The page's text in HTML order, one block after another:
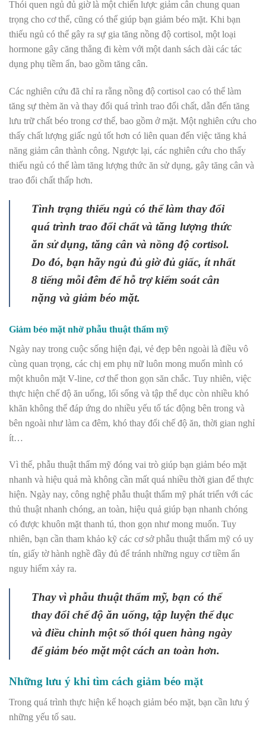
Thói quen ngủ đủ giờ là một chiến lược giảm cân chung quan
trọng cho cơ thể, cũng có thể giúp bạn giảm béo mặt. Khi bạn
thiếu ngủ có thể gây ra sự gia tăng nồng độ cortisol, một loại
hormone gây căng thẳng đi kèm với một danh sách dài các tác
dụng phụ tiềm ẩn, bao gồm tăng cân.
Các nghiên cứu đã chỉ ra rằng nồng độ cortisol cao có thể làm
tăng sự thèm ăn và thay đổi quá trình trao đổi chất, dẫn đến tăng
lưu trữ chất béo trong cơ thể, bao gồm ở mặt. Một nghiên cứu cho
thấy chất lượng giấc ngủ tốt hơn có liên quan đến việc tăng khả
năng giảm cân thành công. Ngược lại, các nghiên cứu cho thấy
thiếu ngủ có thể làm tăng lượng thức ăn sử dụng, gây tăng cân và
trao đổi chất thấp hơn.
Tình trạng thiếu ngủ có thể làm thay đổi
quá trình trao đổi chất và tăng lượng thức
ăn sử dụng, tăng cân và nồng độ cortisol.
Do đó, bạn hãy ngủ đủ giờ đủ giấc, ít nhất
8 tiếng mỗi đêm để hỗ trợ kiểm soát cân
nặng và giảm béo mặt.
Giảm béo mặt nhờ phẫu thuật thẩm mỹ
Ngày nay trong cuộc sống hiện đại, vẻ đẹp bên ngoài là điều vô
cùng quan trọng, các chị em phụ nữ luôn mong muốn mình có
một khuôn mặt V-line, cơ thể thon gọn săn chắc. Tuy nhiên, việc
thực hiện chế độ ăn uống, lối sống và tập thể dục còn nhiều khó
khăn không thể đáp ứng do nhiều yếu tố tác động bên trong và
bên ngoài như làm ca đêm, khó thay đổi chế độ ăn, thời gian nghỉ
ít…
Vì thế, phẫu thuật thẩm mỹ đóng vai trò giúp bạn giảm béo mặt
nhanh và hiệu quả mà không cần mất quá nhiều thời gian để thực
hiện. Ngày nay, công nghệ phẫu thuật thẩm mỹ phát triển với các
thủ thuật nhanh chóng, an toàn, hiệu quả giúp bạn nhanh chóng
có được khuôn mặt thanh tú, thon gọn như mong muốn. Tuy
nhiên, bạn cần tham khảo kỹ các cơ sở phẫu thuật thẩm mỹ có uy
tín, giấy tờ hành nghề đầy đủ để tránh những nguy cơ tiềm ẩn
nguy hiểm xảy ra.
Thay vì phẫu thuật thẩm mỹ, bạn có thể
thay đổi chế độ ăn uống, tập luyện thể dục
và điều chỉnh một số thói quen hàng ngày
để giảm béo mặt một cách an toàn hơn.
Những lưu ý khi tìm cách giảm béo mặt
Trong quá trình thực hiện kế hoạch giảm béo mặt, bạn cần lưu ý
những yếu tố sau.